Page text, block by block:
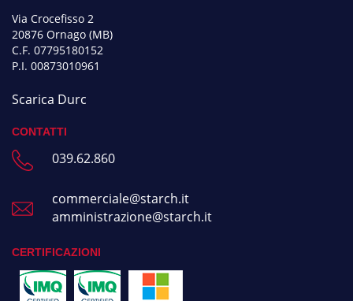
Via Crocefisso 2
20876 Ornago (MB)
C.F. 07795180152
P.I. 00873010961
Scarica Durc
CONTATTI
039.62.860
commerciale@starch.it
amministrazione@starch.it
CERTIFICAZIONI